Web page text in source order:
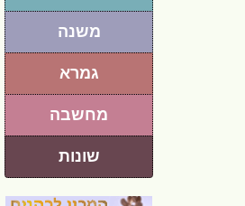
משנה
גמרא
מחשבה
שונות